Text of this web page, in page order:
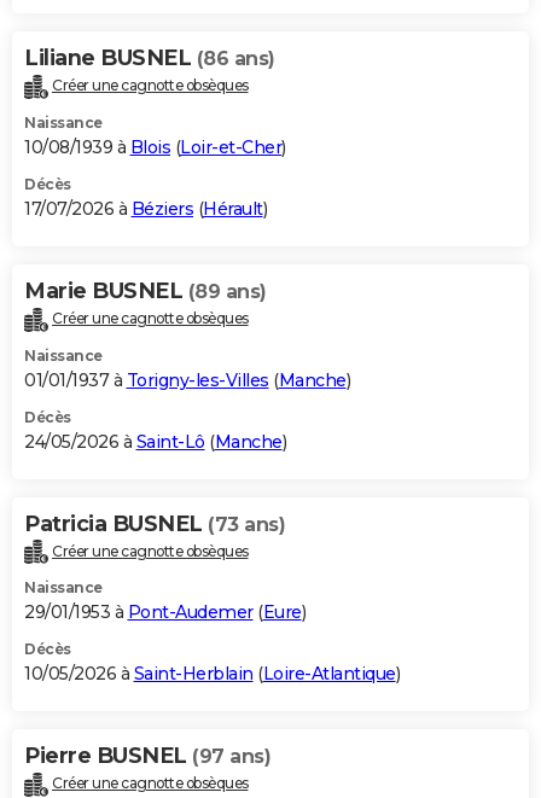
Bricolage
Lifestyle
Culture
Sport
Auto
Television
Voyage
Cinema
Liliane BUSNEL (86 ans)
Créer une cagnotte obsèques
Naissance
10/08/1939 à Blois (Loir-et-Cher)
Décès
17/07/2026 à Béziers (Hérault)
Marie BUSNEL (89 ans)
Créer une cagnotte obsèques
Naissance
01/01/1937 à Torigny-les-Villes (Manche)
Décès
24/05/2026 à Saint-Lô (Manche)
Patricia BUSNEL (73 ans)
Créer une cagnotte obsèques
Naissance
29/01/1953 à Pont-Audemer(Eure)
Décès
10/05/2026 à Saint-Herblain (Loire-Atlantique)
Pierre BUSNEL (97 ans)
Créer une cagnotte obsèques